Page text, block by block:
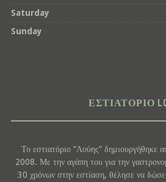
Saturday
Sunday
ΕΣΤΙΑΤΌΡΙΟ
Το εστιατόριο “Λούης” δημιουργήθηκε
2008. Με την αγάπη του για την
30 χρόνων στην εστίαση, θέλησε να